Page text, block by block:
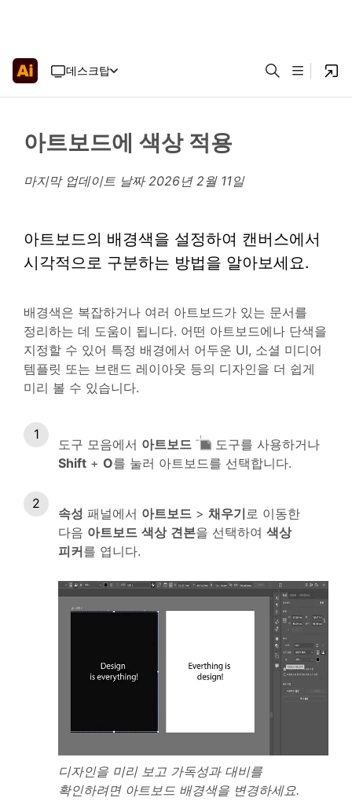
데스크탑
아트보드에 색상 적용
마지막 업데이트 날짜 2026년 2월 11일
아트보드의 배경색을 설정하여 캔버스에서
시각적으로 구분하는 방법을 알아보세요.
배경색은 복잡하거나 여러 아트보드가 있는 문서를
정리하는 데 도움이 됩니다. 어떤 아트보드에나 단색을
지정할 수 있어 특정 배경에서 어두운 UI, 소셜 미디어
템플릿 또는 브랜드 레이아웃 등의 디자인을 더 쉽게
미리 볼 수 있습니다.
도구 모음에서 아트보드
도구를 사용하거나
Shift + O를 눌러 아트보드를 선택합니다.
속성 패널에서 아트보드 > 채우기로 이동한
다음 아트보드 색상 견본을 선택하여 색상
피커를 엽니다.
디자인을 미리 보고 가독성과 대비를
확인하려면 아트보드 배경색을 변경하세요.